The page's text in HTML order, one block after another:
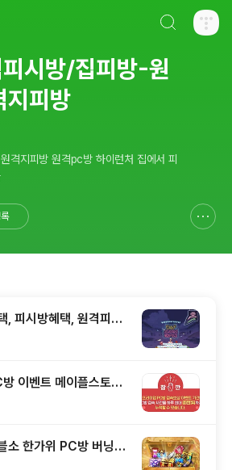
시방/집피방-원
피방
격지피방 원격pc방 하이런처 집에서 피
, 피시방혜택, 원격피시
않되도 어디서든 즐기
이벤트 메이플스토리
이 하이런처 원격피시
소 한가위 PC방 버닝이
피시방 지피방 집피방